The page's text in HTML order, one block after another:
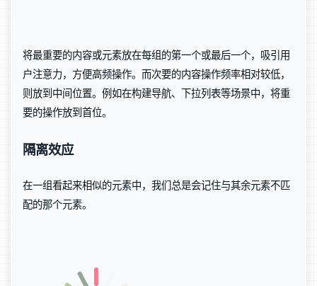
将最重要的内容或元素放在每组的第一个或最后一个，吸引用
户注意力，方便高频操作。而次要的内容操作频率相对较低，
则放到中间位置。例如在构建导航、下拉列表等场景中，将重
要的操作放到首位。
隔离效应
在一组看起来相似的元素中，我们总是会记住与其余元素不匹
配的那个元素。